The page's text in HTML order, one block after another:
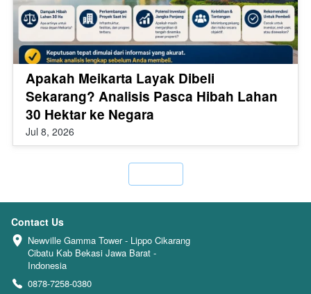
Apakah Meikarta Layak Dibeli
Sekarang? Analisis Pasca Hibah Lahan
30 Hektar ke Negara
Jul 8, 2026
Contact Us
Newville Gamma Tower - Lippo Cikarang
Cibatu Kab Bekasi Jawa Barat -
Indonesia
0878-7258-0380